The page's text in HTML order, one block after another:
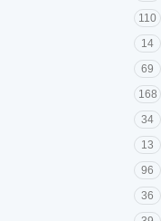
110
14
69
168
34
13
96
36